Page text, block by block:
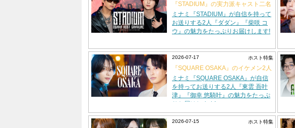
『STADIUM』の実力派キャスト二名
がグラビアに登場!!
ミナミ『STADIUM』が自信を持って
お送りする2人『ダダン』『柴咲 コ
ウ』の魅力をたっぷりお届けします!
2026-07-17 ホスト特集
『SQUARE OSAKA』のイケメン2人
組がグラビアに登場!!
ミナミ『SQUARE OSAKA』が自信
を持ってお送りする2人『東雲 吾叶
津』『御幸 悠騎叶』の魅力をたっぷ
りお届けします!
2026-07-15 ホスト特集